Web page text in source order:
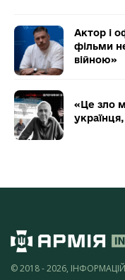
Актор і
фільми
війною»
«Це зло
© 2018 - 2026,